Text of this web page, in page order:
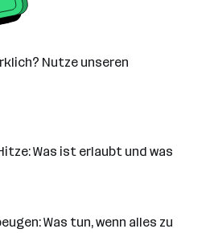
Nutze unseren
Was ist erlaubt und was
Was tun, wenn alles zu